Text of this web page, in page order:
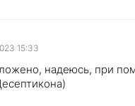
15:33
надеюсь, при